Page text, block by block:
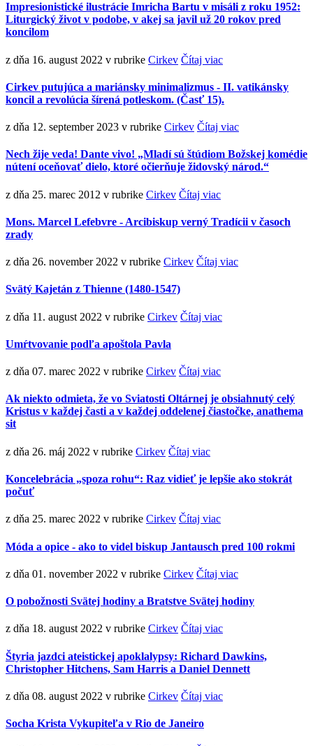
Impresionistické ilustrácie Imricha Bartu v misáli z roku 1952:
Liturgický život v podobe, v akej sa javil už 20 rokov pred
koncilom
z dňa 16. august 2022 v rubrike Cirkev Čítaj viac
Cirkev putujúca a mariánsky minimalizmus - II. vatikánsky
koncil a revolúcia šírená potleskom. (Časť 15).
z dňa 12. september 2023 v rubrike Cirkev Čítaj viac
Nech žije veda! Dante vivo! „Mladí sú štúdiom Božskej komédie
nútení oceňovať dielo, ktoré očierňuje židovský národ.“
z dňa 25. marec 2012 v rubrike Cirkev Čítaj viac
Mons. Marcel Lefebvre - Arcibiskup verný Tradícii v časoch
zrady
z dňa 26. november 2022 v rubrike Cirkev Čítaj viac
Svätý Kajetán z Thienne (1480-1547)
z dňa 11. august 2022 v rubrike Cirkev Čítaj viac
Umŕtvovanie podľa apoštola Pavla
z dňa 07. marec 2022 v rubrike Cirkev Čítaj viac
Ak niekto odmieta, že vo Sviatosti Oltárnej je obsiahnutý celý
Kristus v každej časti a v každej oddelenej čiastočke, anathema
sit
z dňa 26. máj 2022 v rubrike Cirkev Čítaj viac
Koncelebrácia „spoza rohu“: Raz vidieť je lepšie ako stokrát
počuť
z dňa 25. marec 2022 v rubrike Cirkev Čítaj viac
Móda a opice - ako to videl biskup Jantausch pred 100 rokmi
z dňa 01. november 2022 v rubrike Cirkev Čítaj viac
O pobožnosti Svätej hodiny a Bratstve Svätej hodiny
z dňa 18. august 2022 v rubrike Cirkev Čítaj viac
Štyria jazdci ateistickej apoklalypsy: Richard Dawkins,
Christopher Hitchens, Sam Harris a Daniel Dennett
z dňa 08. august 2022 v rubrike Cirkev Čítaj viac
Socha Krista Vykupiteľa v Rio de Janeiro